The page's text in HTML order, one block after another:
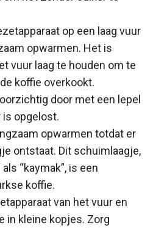
op een laag vuur
opwarmen. Het is
vuur laag te houden om te
koffie overkookt.
door met een lepel
opgelost.
opwarmen totdat er
ontstaat. Dit schuimlaagje,
“kaymak”, is een
koffie.
van het vuur en
in kleine kopjes. Zorg